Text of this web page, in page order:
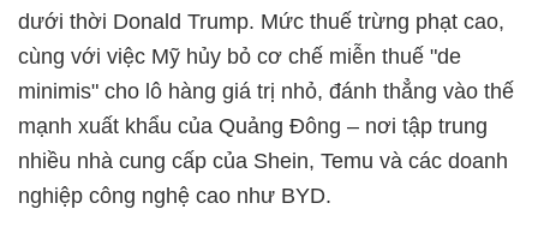
dưới thời Donald Trump. Mức thuế trừng phạt cao,
cùng với việc Mỹ hủy bỏ cơ chế miễn thuế "de
minimis" cho lô hàng giá trị nhỏ, đánh thẳng vào thế
mạnh xuất khẩu của Quảng Đông – nơi tập trung
nhiều nhà cung cấp của Shein, Temu và các doanh
nghiệp công nghệ cao như BYD.